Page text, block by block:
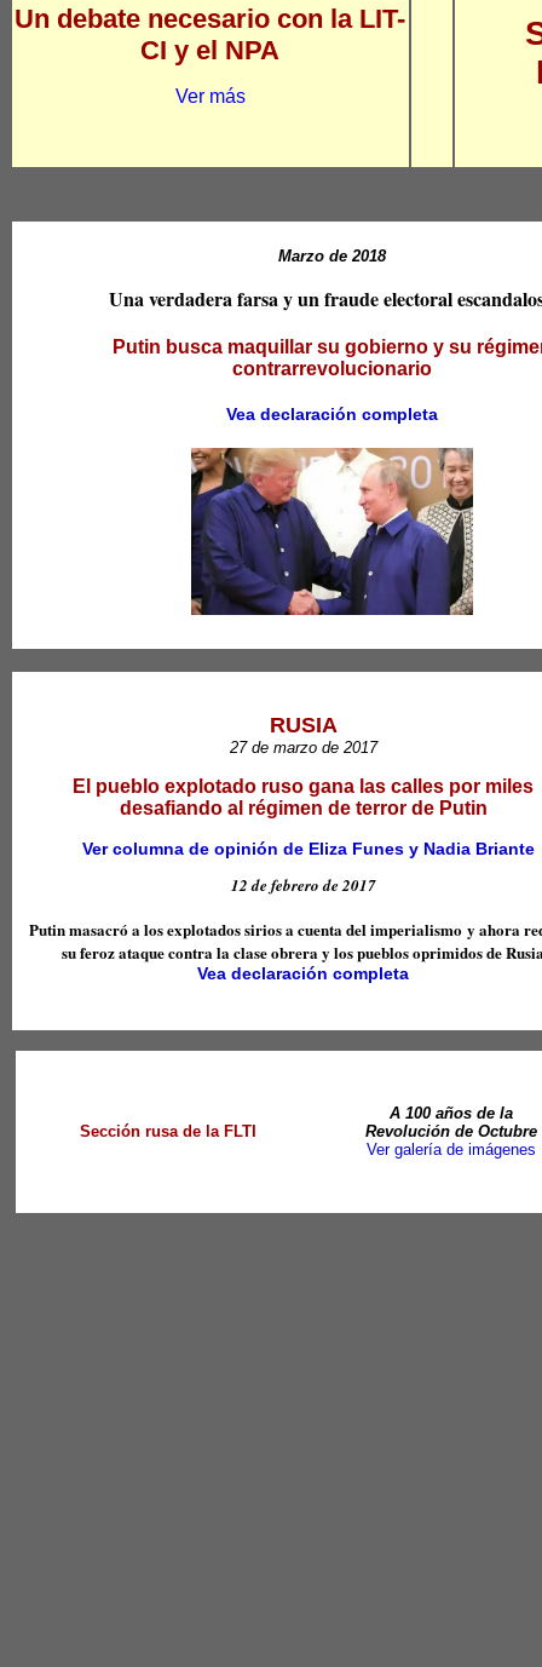
Un debate necesario con la LIT-
CI y el NPA
Ver más
Marzo de 2018
Una verdadera farsa y un fraude electoral
Putin busca maquillar su gobierno y su
contrarrevolucionario
Vea declaración completa
RUSIA
27 de marzo de 2017
El pueblo explotado ruso gana las calles por miles
desafiando al régimen de terror de Putin
VVer columna de opinión de Eliza Funes y Nadia Briante
12 de febrero de 2017
Putin masacró a los explotados sirios a cuenta del imperialismo y ahora
su feroz ataque contra la clase obreray los pueblos oprimidos de
Vea declaración completa
Sección rusa de la FLTI
A 100 años de la
Revolución de Octubre
Ver galería de imágenes